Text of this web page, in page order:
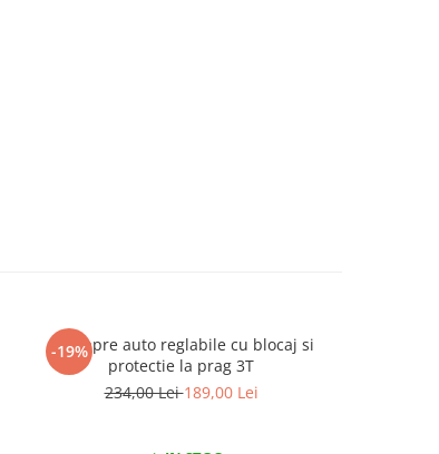
-19%
Set capre auto reglabile cu blocaj si
protectie la prag 3T
234,00 Lei189,00 Lei